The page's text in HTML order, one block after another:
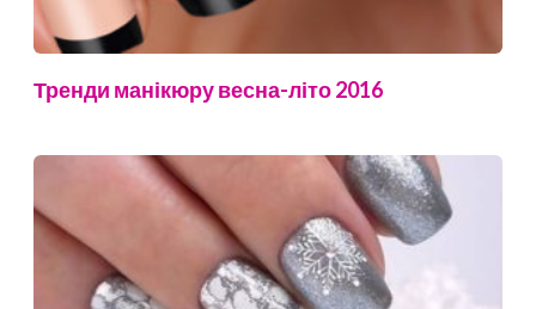
Тренди манікюру весна-літо 2016